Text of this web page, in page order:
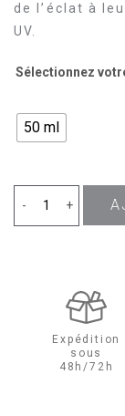
de l’éclat à
UV.
Sélectionnez
50 ml
+
- quantité
Essentiel
Expédition
sous
48h/72h